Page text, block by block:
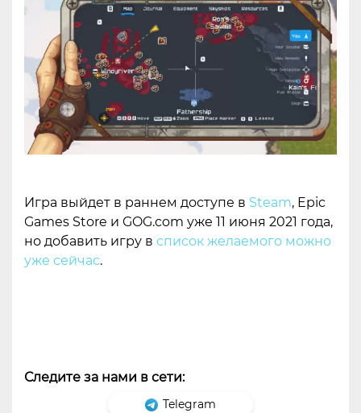
Игра выйдет в раннем доступе в Steam, Epic
Games Store и GOG.com уже 11 июня 2021 года,
но добавить игру в список желаемого можно
уже сейчас.
Следите за нами в сети:
Telegram